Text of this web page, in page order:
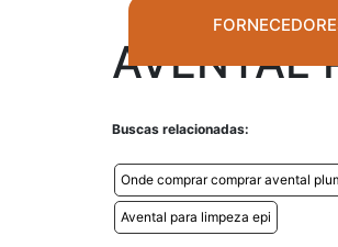
AVENTAL
Buscas relacionadas:
Onde comprar comprar avental
Avental para limpeza epi